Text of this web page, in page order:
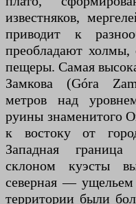
известняков,
приводит к
преобладают холмы,
пещеры. Самая
Замкова (Góra
метров над
руины знаменитого
к востоку от
Западная
склоном куэсты
северная —
территории были